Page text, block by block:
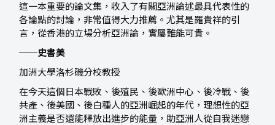
這一本重要的論文集，收入了有關亞洲論述最具代表性的
各論點的討論，非常值得大力推薦。尤其是羅貴祥的引
言，從香港的立場分析亞洲論，實屬難能可貴。
──史書美
加洲大學洛杉磯分校教授
在今天這個日本戰敗、後殖民、後歐洲中心、後冷戰、後
共產、後美國、後白種人的亞洲崛起的年代，理想性的亞
洲主義是否還能釋放出進步的能量，助亞洲人從自我迷戀